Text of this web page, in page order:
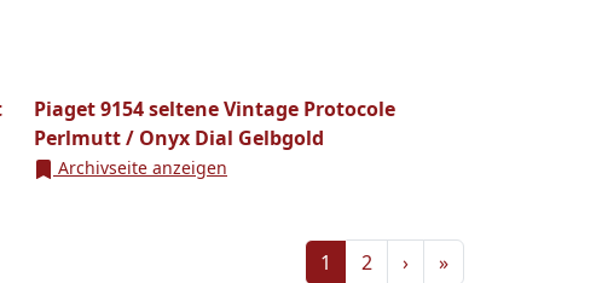
Piaget 9154 seltene Vintage Protocole
Perlmutt / Onyx Dial Gelbgold
Archivseite anzeigen
1 2 › »